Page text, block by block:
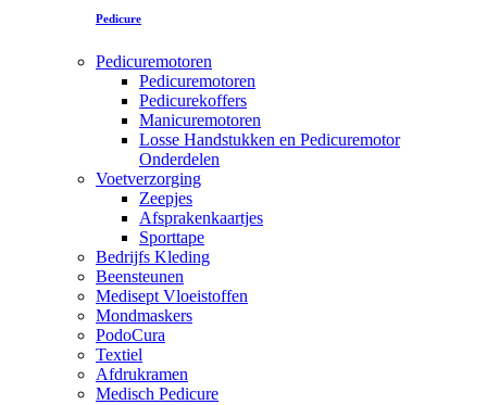
Pedicure
Pedicuremotoren
Pedicuremotoren
Pedicurekoffers
Manicuremotoren
Losse Handstukken en Pedicuremotor
Onderdelen
Voetverzorging
Zeepjes
Afsprakenkaartjes
Sporttape
Bedrijfs Kleding
Beensteunen
Medisept Vloeistoffen
Mondmaskers
PodoCura
Textiel
Afdrukramen
Medisch Pedicure